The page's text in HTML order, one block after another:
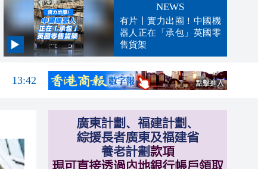
NEWS
有片丨實力出圈！中國機
器人正在「承包」英國零
售貨架
13:47
13:42
13:02